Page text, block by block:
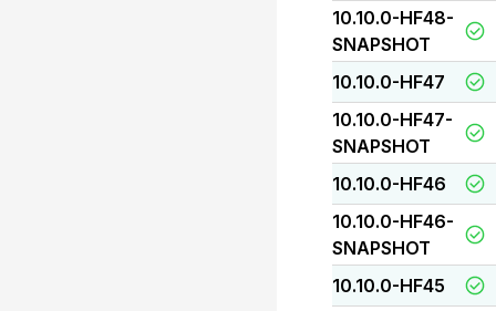
10.10.0-HF48-
SNAPSHOT
10.10.0-HF47
10.10.0-HF47-
SNAPSHOT
10.10.0-HF46
10.10.0-HF46-
SNAPSHOT
10.10.0-HF45